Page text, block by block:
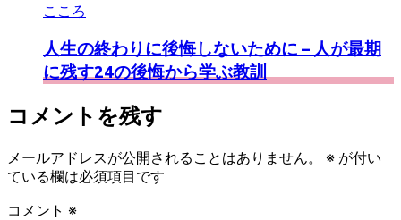
こころ
人生の終わりに後悔しないために – 人が最期
に残す24の後悔から学ぶ教訓
コメントを残す
メールアドレスが公開されることはありません。 ※ が付い
ている欄は必須項目です
コメント ※